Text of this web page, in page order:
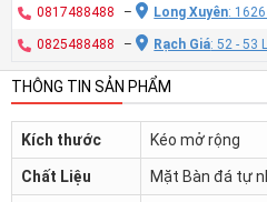
0817488488 – Long Xuyên:
0825488488 – Rạch Giá: 52 - 53
THÔNG TIN SẢN PHẨM
Kích thước Kéo mở rộng
Chất Liệu Mặt Bàn đá tự